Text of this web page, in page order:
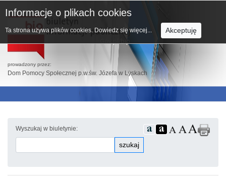
prowadzony przez:
Dom Pomocy Społecznej p.w.św. Józefa w Lyskach
Wyszukaj w biuletynie:
szukaj
Informacje o plikach cookies
Ta strona używa plików cookies. Dowiedz się więcej... Akceptuję